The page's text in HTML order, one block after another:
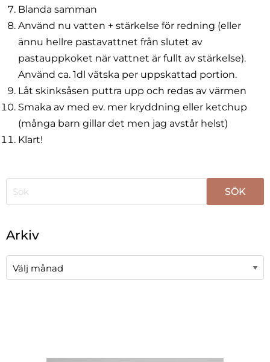
Blanda samman
Använd nu vatten + stärkelse för redning (eller
ännu hellre pastavattnet från slutet av
pastauppkoket när vattnet är fullt av stärkelse).
Använd ca. 1dl vätska per uppskattad portion.
Låt skinksåsen puttra upp och redas av värmen
Smaka av med ev. mer kryddning eller ketchup
(många barn gillar det men jag avstår helst)
Klart!
Arkiv